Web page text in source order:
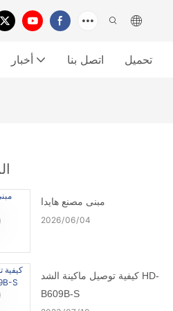
أخبار اتصل بنا تحميل
مبنى مصنع هايدا
2026 06 04
كيفية توصيل ماكينة الشد HD-
B609B-S